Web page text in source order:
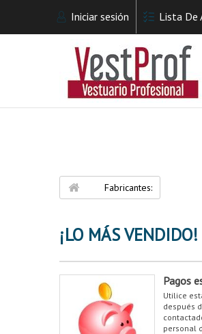
Iniciar sesión Lista De
Fabricantes:
¡LO MÁS VENDIDO!
Pagos
Utilice
después
personal